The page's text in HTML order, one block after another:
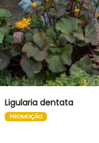
Ligularia dentata
PROMOÇÃO